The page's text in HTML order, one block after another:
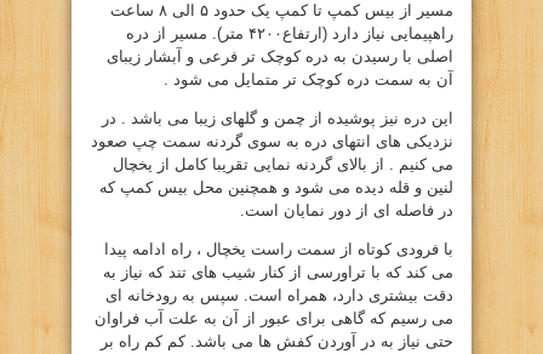
مسیر از بیس کمپ تا کمپ یک حدود ۵ الی ۸ ساعت
راهپیمایی نیاز دارد (ارتفاع۴۲۰۰ متر). مسیر از دره
اصلی با رسیدن به دره کوچک تر فرعی و آبشار زیبای
آن به سمت دره کوچک تر متمایل می شود .
این دره نیز پوشیده از چمن و گلهای زیبا می باشد . در
نزدیکی های انتهای دره به سوی گردنه سمت چپ صعود
می کنیم . از بالای گردنه نمایی تقریبا کامل از یخچال
لنین و قله دیده می شود و همچنین محل بیس کمپ که
در فاصله ای از دور نمایان است.
با فرودی کوتاه از سمت راست یخچال ، راه ادامه پیدا
می کند که با تراورسی از کنار شیب های تند که نیاز به
دقت بیشتری دارد، همراه است. سپس به رودخانه ای
می رسیم که گاهی برای عبور از آن به علت آب فراوان
حتی نیاز به در آوردن کفش ها می باشد. کم کم راه بر